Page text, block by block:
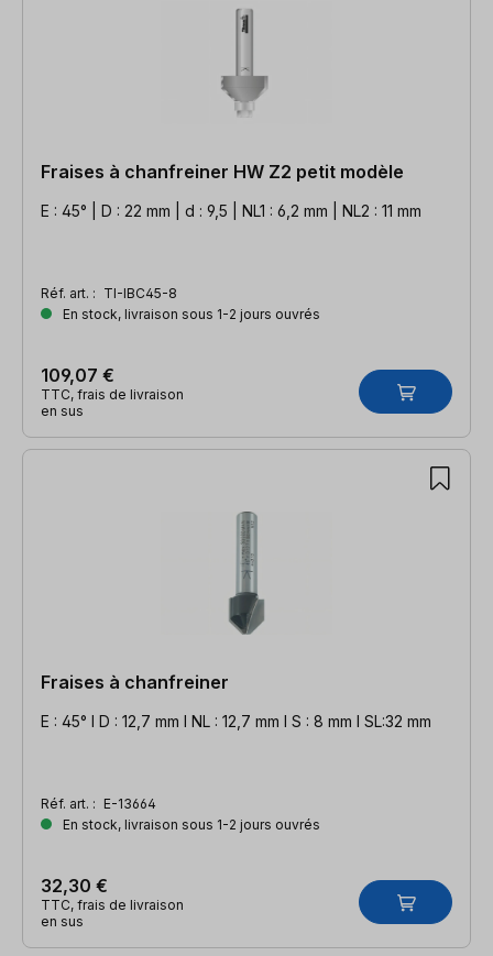
Fraises à chanfreiner HW Z2 petit modèle
E : 45° | D : 22 mm | d : 9,5 | NL1 : 6,2 mm | NL2 : 11 mm
Réf. art. : TI-IBC45-8
En stock, livraison sous 1-2 jours ouvrés
109,07 €
TTC, frais de livraison
en sus
Fraises à chanfreiner
E : 45° l D : 12,7 mm l NL : 12,7 mm l S : 8 mm l SL:32 mm
Réf. art. : E-13664
En stock, livraison sous 1-2 jours ouvrés
32,30 €
TTC, frais de livraison
en sus